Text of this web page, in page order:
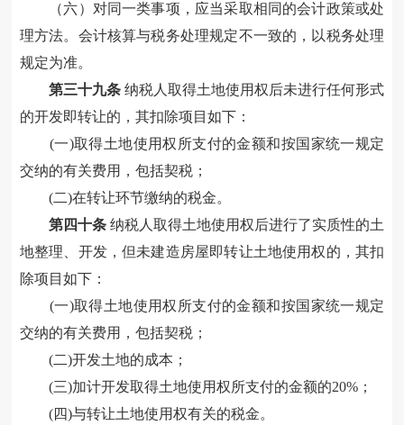
（六）对同一类事项，应当采取相同的会计政策或处
理方法。会计核算与税务处理规定不一致的，以税务处理
规定为准。
第三十九条 纳税人 取得土地使用权后未进行任何形式
的开发即转让的，其扣除项目如下：
(一)取得土地使用权所支付的金额和按国家统一规定
交纳的有关费用，包括契税；
(二)在转让环节缴纳的税金。
第四十条 纳税人 取得土地使用权后进行了实质性的土
地整理、开发，但未建造房屋即转让土地使用权的，其扣
除项目如下：
(一)取得土地使用权所支付的金额和按国家统一规定
交纳的有关费用，包括契税；
(二)开发土地的成本 ；
(三)加计开发取得土地使用权所支付的金额的20%；
(四)与转让土地使用权有关的税金。